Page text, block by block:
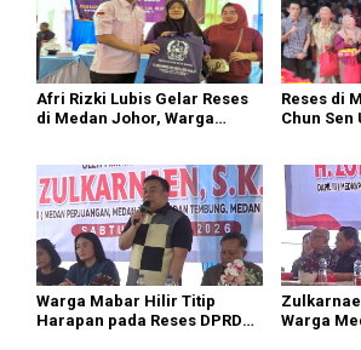
Afri Rizki Lubis Gelar Reses
di Medan Johor, Warga
Reses di
Chun Sen
Warga Mabar Hilir Titip
Harapan pada Reses DPRD
Warga